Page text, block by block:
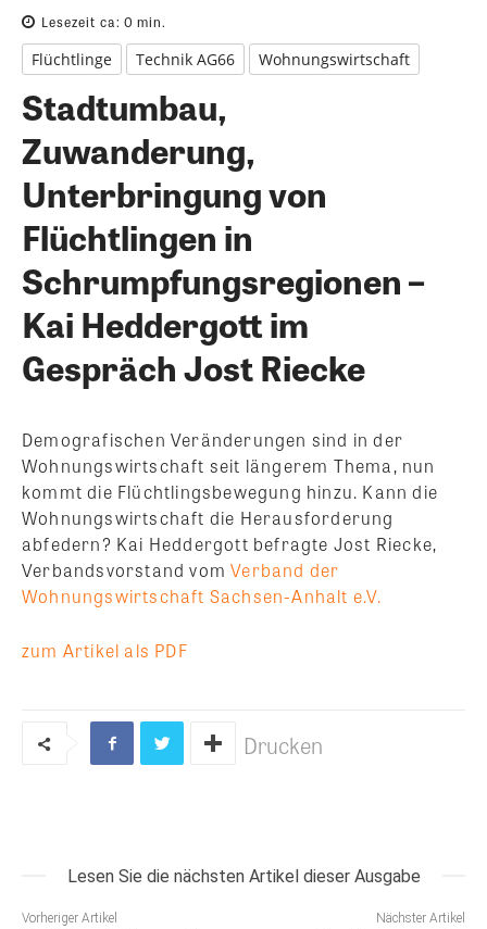
Lesezeit ca: 0 min.
Flüchtlinge Technik AG66 Wohnungswirtschaft
Stadtumbau,
Zuwanderung,
Unterbringung von
Flüchtlingen in
Schrumpfungsregionen –
Kai Heddergott im
Gespräch Jost Riecke
Demografischen Veränderungen sind in der
Wohnungswirtschaft seit längerem Thema, nun
kommt die Flüchtlingsbewegung hinzu. Kann die
Wohnungswirtschaft die Herausforderung
abfedern? Kai Heddergott befragte Jost Riecke,
Verbandsvorstand vomVerband der
Wohnungswirtschaft Sachsen-Anhalt e.V.
zum Artikel als PDF
Drucken
Lesen Sie die nächsten Artikel dieser Ausgabe
Vorheriger Artikel Nächster Artikel